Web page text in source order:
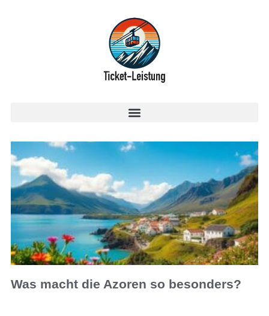
Was macht die Azoren so besonders?